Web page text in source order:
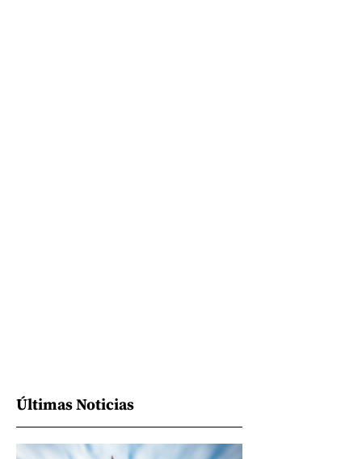
Últimas Noticias